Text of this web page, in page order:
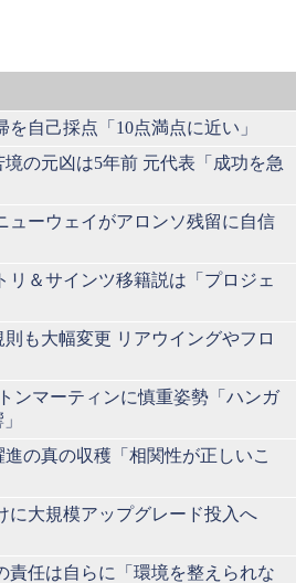
自己採点「10点満点に近い」
の元凶は5年前 元代表「成功を急
ューウェイがアロンソ残留に自信
リ＆サインツ移籍説は「プロジェ
則も大幅変更 リアウイングやフロ
ンマーティンに慎重姿勢「ハンガ
の真の収穫「相関性が正しいこ
に大規模アップグレード投入へ
責任は自らに「環境を整えられな